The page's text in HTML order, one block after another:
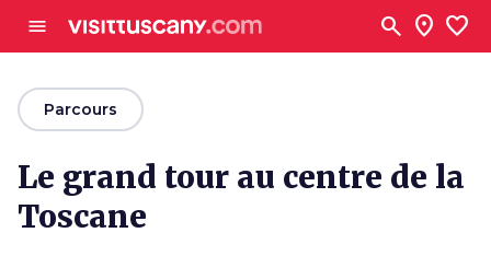
menu search location_on favorite
arrow_backParcours
Le grand tour au centre de la
Toscane